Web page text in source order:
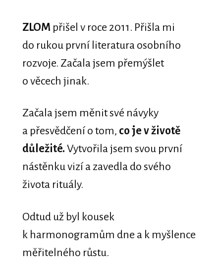
ZLOM přišel v roce 2011. Přišla mi
do rukou první literatura osobního
rozvoje. Začala jsem přemýšlet
o věcech jinak.
Začala jsem měnit své návyky
a přesvědčení o tom, co je v životě
důležité. Vytvořila jsem svou první
nástěnku vizí a zavedla do svého
života rituály.
Odtud už byl kousek
k harmonogramům dne a k myšlence
měřitelného růstu.